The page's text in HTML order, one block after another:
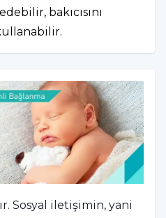
bakıcısını
Sosyal iletişimin, yani